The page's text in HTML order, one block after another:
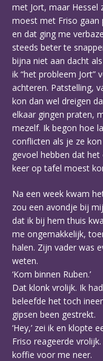
met Jort, maar Hessel
moest met Friso gaan
en dat ging me
steeds beter te
bijna niet aan dacht
ik “het probleem Jort”
achteren. Patstelling,
kon dan wel dreigen
elkaar gingen praten,
mezelf. Ik begon hoe
conflicten als je ze
gevoel hebben dat
keer op tafel moest
Na een week kwam
zou een avondje bij
dat ik bij hem thuis
me ongemakkelijk,
halen. Zijn vader was
weten.
‘Kom binnen Ruben.’
Dat klonk vrolijk. Ik
beleefde het toch
gipsen been gestrekt.
‘Hey,’ zei ik en klopte
Friso reageerde
koffie voor me neer.